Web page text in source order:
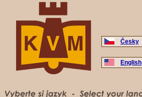
Česky
English